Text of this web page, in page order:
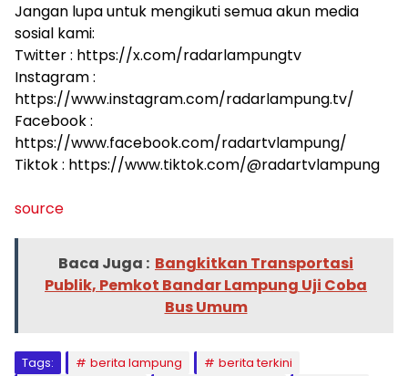
Jangan lupa untuk mengikuti semua akun media
sosial kami:
Twitter : https://x.com/radarlampungtv
Instagram :
https://www.instagram.com/radarlampung.tv/
Facebook :
https://www.facebook.com/radartvlampung/
Tiktok : https://www.tiktok.com/@radartvlampung
source
Baca Juga : Bangkitkan Transportasi
Publik, Pemkot Bandar Lampung Uji Coba
Bus Umum
Tags: berita lampung
berita terkini